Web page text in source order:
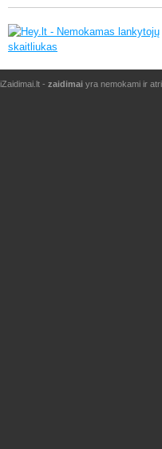
iZaidimai.lt - zaidimai yra nemokami ir